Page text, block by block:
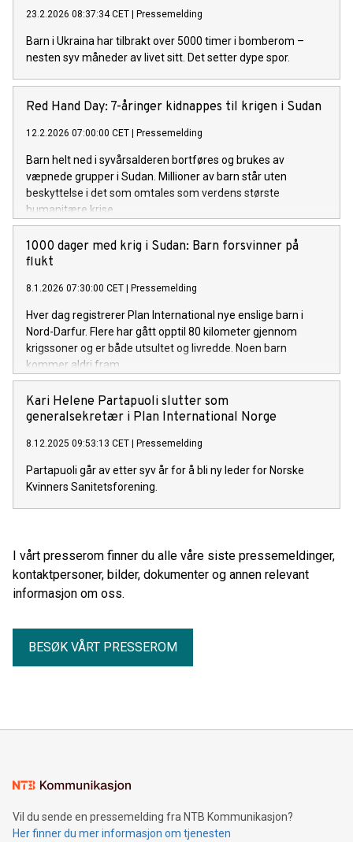
23.2.2026 08:37:34 CET Pressemelding
Barn i Ukraina har tilbrakt over 5000 timer i bomberom –
nesten syv måneder av livet sitt. Det setter dype spor.
Red Hand Day: 7-åringer kidnappes til krigen i Sudan
12.2.2026 07:00:00 CET Pressemelding
Barn helt ned i syvårsalderen bortføres og brukes av
væpnede grupper i Sudan. Millioner av barn står uten
beskyttelse i det som omtales som verdens største
humanitære krise.
1000 dager med krig i Sudan: Barn forsvinner på
flukt
8.1.2026 07:30:00 CET Pressemelding
Hver dag registrerer Plan International nye enslige barn i
Nord-Darfur. Flere har gått opptil 80 kilometer gjennom
krigssoner og er både utsultet og livredde. Noen barn
kommer aldri fram.
Kari Helene Partapuoli slutter som
generalsekretær i Plan International Norge
8.12.2025 09:53:13 CET Pressemelding
Partapuoli går av etter syv år for å bli ny leder for Norske
Kvinners Sanitetsforening.
I vårt presserom finner du alle våre siste pressemeldinger,
kontaktpersoner, bilder, dokumenter og annen relevant
informasjon om oss.
BESØK VÅRT PRESSEROM
Vil du sende en pressemelding fra NTB Kommunikasjon?
Her finner du mer informasjon om tjenesten